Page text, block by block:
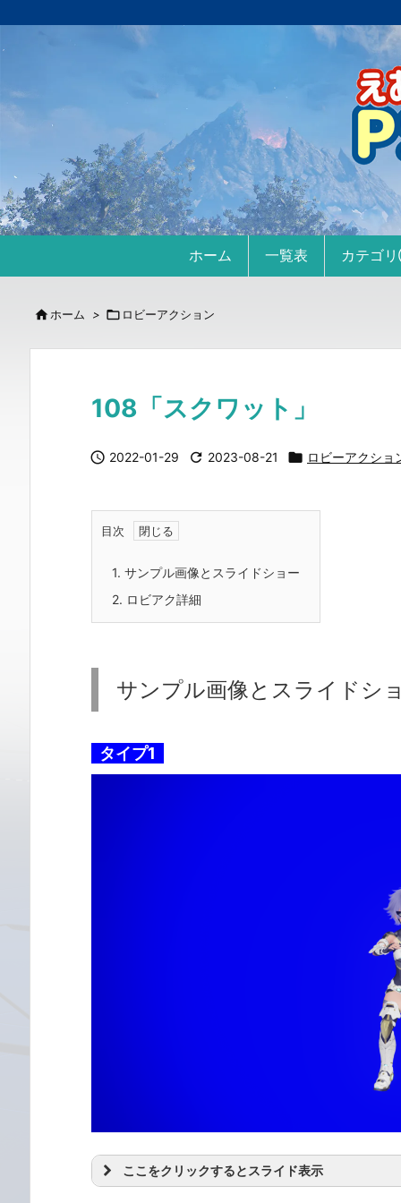
ホーム 一覧表 カテゴ
 ホーム >  ロビーアクション
108「スクワット」
 2022-01-29  2023-08-21  ロビーアクショ
目次
1. サンプル画像とスライドショー
2. ロビアク詳細
サンプル画像とスライドシ
タイプ1
ここをクリックするとスライド表示